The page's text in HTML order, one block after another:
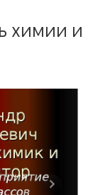
химии и